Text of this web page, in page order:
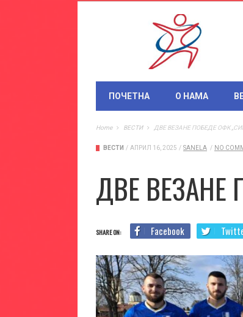
ПОЧЕТНА О НАМА
Home ВЕСТИ ДВЕ ВЕЗАНЕ ПОБЕДЕ ОФК
ВЕСТИ / АПРИЛ 16, 2025 / SANELA / NO
ДВЕ ВЕЗАНЕ
SHARE ON: Facebook